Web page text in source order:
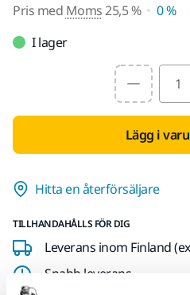
Pris med Moms25,5 %
0 %
I lager
Select
Lägg i
Hitta en återförsäljare
TILLHANDAHÅLLS FÖR DIG
Leverans inom Finland
Snabb leverans